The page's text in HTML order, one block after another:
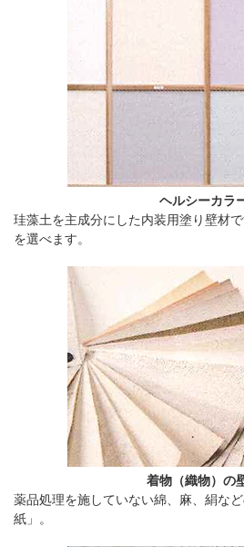
ヘルシーカラ
珪藻土を主成分にした内装用塗り壁材
を選べます。
着物（織物）の
薬品処理を施していない綿、麻、絹な
紙」。